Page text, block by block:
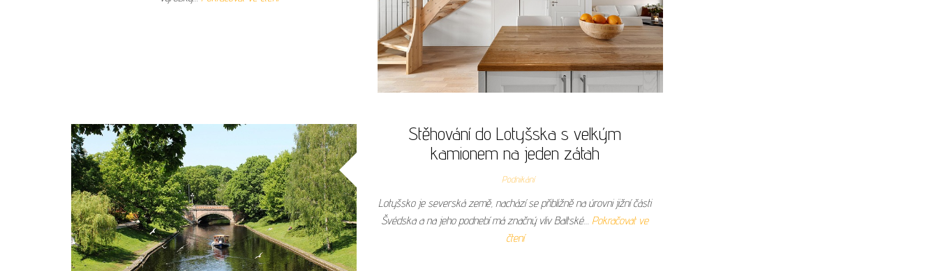
Stěhování do Lotyšska s velkým
kamionem na jeden zátah
Podnikání
Lotyšsko je severská země, nachází se přibližně na úrovni jižní části
Švédska a na jeho podnebí má značný vliv Baltské…Pokračovat ve
čtení